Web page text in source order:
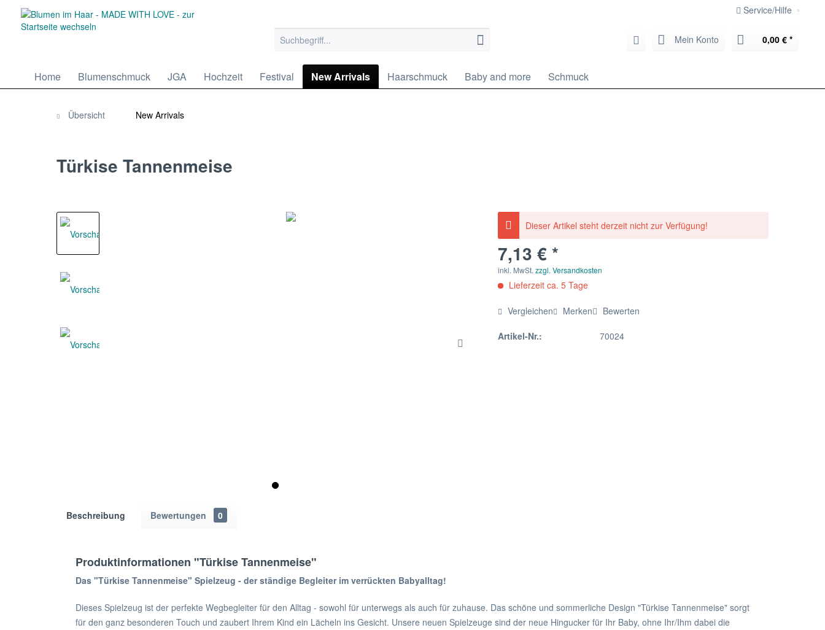
Service/Hilfe
Mein Konto 0,00 € *
Home Blumenschmuck JGA Hochzeit Festival New Arrivals Haarschmuck Baby and more Schmuck
Übersicht New Arrivals
Türkise Tannenmeise
Dieser Artikel steht derzeit nicht zur Verfügung!
7,13 € *
inkl. MwSt.zzgl. Versandkosten
Lieferzeit ca. 5 Tage
Vergleichen Merken Bewerten
Artikel-Nr.: 70024
Beschreibung Bewertungen 0
Produktinformationen "Türkise Tannenmeise"
Das "Türkise Tannenmeise" Spielzeug - der ständige Begleiter im verrückten Babyalltag!
Dieses Spielzeug ist der perfekte Wegbegleiter für den Alltag - sowohl für unterwegs als auch für zuhause. Das schöne und sommerliche Design "Türkise Tannenmeise" sorgt
für den ganz besonderen Touch und zaubert Ihrem Kind ein Lächeln ins Gesicht. Unsere neuen Spielzeuge sind der neue Hingucker für Ihr Baby, ohne Ihr/Ihm dabei die